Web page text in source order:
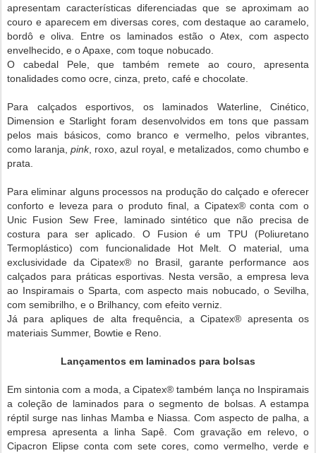
apresentam características diferenciadas que se aproximam ao
couro e aparecem em diversas cores, com destaque ao caramelo,
bordô e oliva. Entre os laminados estão o Atex, com aspecto
envelhecido, e o Apaxe, com toque nobucado.
O cabedal Pele, que também remete ao couro, apresenta
tonalidades como ocre, cinza, preto, café e chocolate.
Para calçados esportivos, os laminados Waterline, Cinético,
Dimension e Starlight foram desenvolvidos em tons que passam
pelos mais básicos, como branco e vermelho, pelos vibrantes,
como laranja,pink, roxo, azul royal, e metalizados, como chumbo e
prata.
Para eliminar alguns processos na produção do calçado e oferecer
conforto e leveza para o produto final, a Cipatex® conta com o
Unic Fusion Sew Free, laminado sintético que não precisa de
costura para ser aplicado.O Fusion é um TPU (Poliuretano
Termoplástico) com funcionalidade Hot Melt. O material, uma
exclusividade da Cipatex® no Brasil, garante performance aos
calçados para práticas esportivas. Nesta versão, a empresa leva
ao Inspiramais o Sparta, com aspecto mais nobucado, o Sevilha,
com semibrilho, e o Brilhancy, com efeito verniz.
Já para apliques de alta frequência, a Cipatex® apresenta os
materiais Summer, Bowtie e Reno.
Lançamentos em laminados para bolsas
Em sintonia com a moda, a Cipatex® também lança no Inspiramais
a coleção de laminados para o segmento de bolsas. A estampa
réptil surge nas linhas Mamba e Niassa. Com aspecto de palha, a
empresa apresenta a linha Sapê. Com gravação em relevo, o
Cipacron Elipse conta com sete cores, como vermelho, verde e